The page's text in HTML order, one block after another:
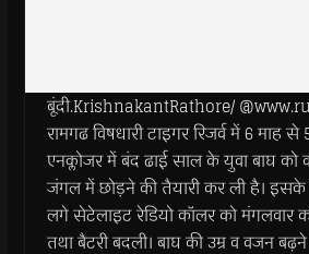
बूंदी.KrishnakantRathore/
रामगढ विषधारी टाइगर रिजर्व में 6 माह
एनक्लोजर में बंद ढाई साल के युवा बाघ
जंगल में छोड़ने की तैयारी कर ली है।
लगे सेटेलाइट रेडियो कॉलर को मंगलवार
तथा बैटरी बदली। बाघ की उम्र व वजन